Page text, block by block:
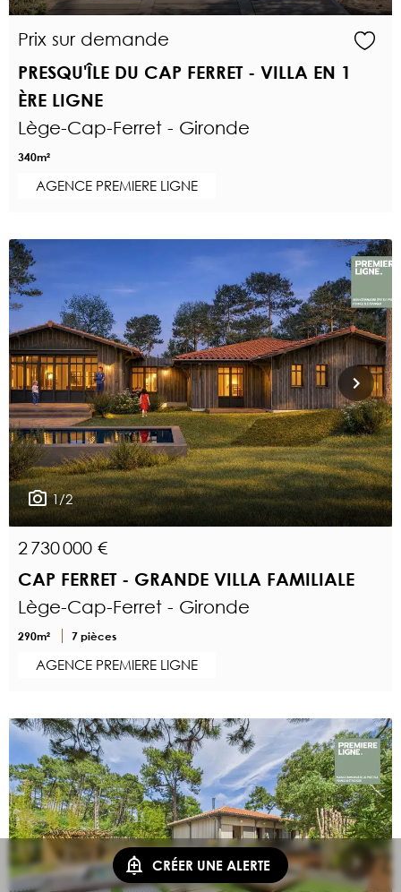
CRÉER UNE ALERTE
Prix sur demande
PRESQU'ÎLE DU CAP FERRET - VILLA EN 1
ÈRE LIGNE
Lège-Cap-Ferret - Gironde
340m²
AGENCE PREMIERE LIGNE
1/2
2 730 000 €
CAP FERRET - GRANDE VILLA FAMILIALE
Lège-Cap-Ferret - Gironde
290m² 7 pièces
AGENCE PREMIERE LIGNE